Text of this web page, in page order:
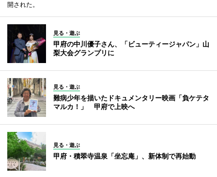
開された。
見る・遊ぶ
甲府の中川優子さん、「ビューティージャパン」山
梨大会グランプリに
見る・遊ぶ
難病少年を描いたドキュメンタリー映画「負ケテタ
マルカ！」 甲府で上映へ
見る・遊ぶ
甲府・積翠寺温泉「坐忘庵」、新体制で再始動